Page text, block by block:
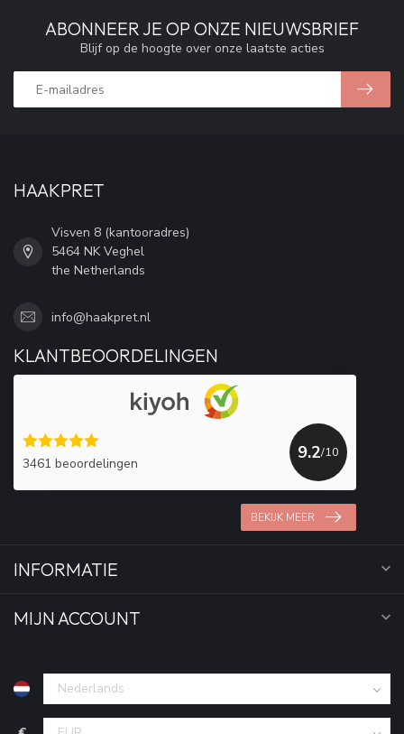
ABONNEER JE OP ONZE NIEUWSBRIEF
Blijf op de hoogte over onze laatste acties
HAAKPRET
Visven 8 (kantooradres)
5464 NK Veghel
the Netherlands
info@haakpret.nl
KLANTBEOORDELINGEN
3461 beoordelingen
9.2/10
BEKIJK MEER
INFORMATIE
MIJN ACCOUNT